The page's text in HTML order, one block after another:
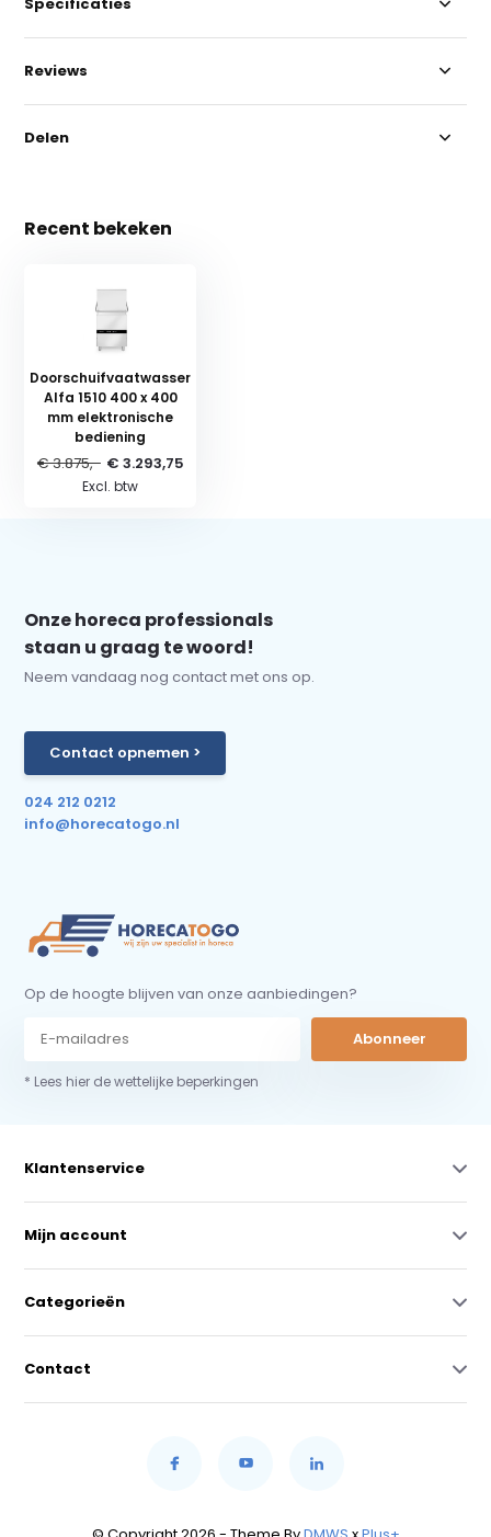
Reviews
Delen
Recent bekeken
Doorschuifvaatwasser
Alfa 1510 400 x 400
mm elektronische
bediening
€ 3.875,- € 3.293,75
Excl. btw
Onze horeca professionals
staan u graag te woord!
Neem vandaag nog contact met ons op.
Contact opnemen >
024 212 0212
info@horecatogo.nl
Op de hoogte blijven van onze aanbiedingen?
Abonneer
* Lees hier de wettelijke beperkingen
Klantenservice
Mijn account
Categorieën
Contact